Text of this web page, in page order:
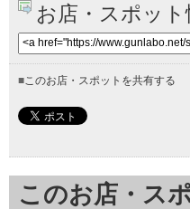
お店・スポッ
■ このお店・スポットを共有する
このお店・ス